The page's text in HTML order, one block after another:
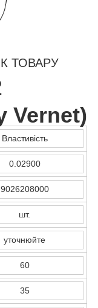
ТОВАРУ
Vernet)
Властивість
0.02900
9026208000
шт.
уточнюйте
60
35